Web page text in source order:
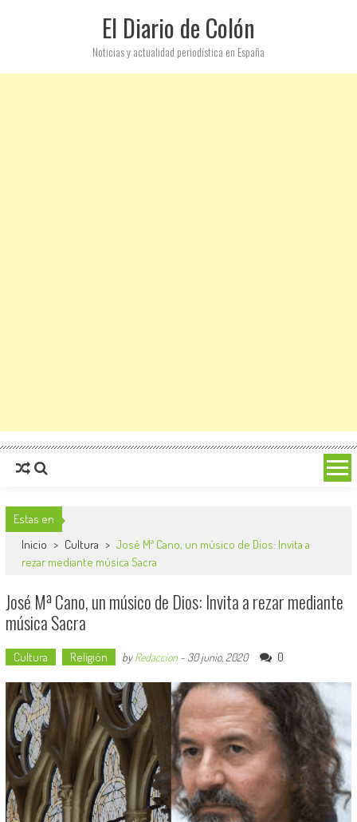
El Diario de Colón
Noticias y actualidad periodística en España
Estas en
Inicio > Cultura > José Mª Cano, un músico de Dios: Invita a
rezar mediante música Sacra
José Mª Cano, un músico de Dios: Invita a rezar mediante
música Sacra
Cultura Religión byRedaccion- 30 junio, 2020 0